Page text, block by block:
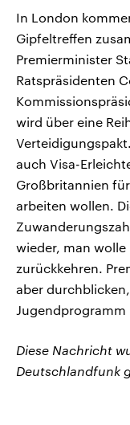
In London
Gipfeltreffen
Premierminister
Ratspräsidenten
wird über eine
auch Visa-
Großbritannien
arbeiten wollen.
wieder, man
zurückkehren.
aber
Jugendprogramm
Diese Nachricht
Deutschlandfunk